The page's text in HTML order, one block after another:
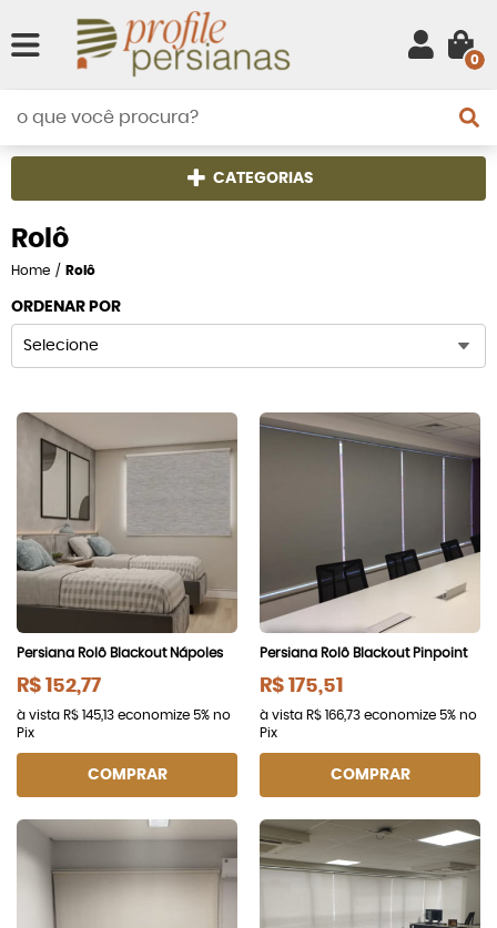
0
CATEGORIAS
Rolô
Home Rolô
ORDENAR POR
Selecione
Persiana Rolô Blackout Nápoles
R$ 152,77
à vista R$ 145,13 economize 5% no
Pix
COMPRAR
Persiana Rolô Blackout Pinpoint
R$ 175,51
à vista R$ 166,73 economize 5% no
Pix
COMPRAR